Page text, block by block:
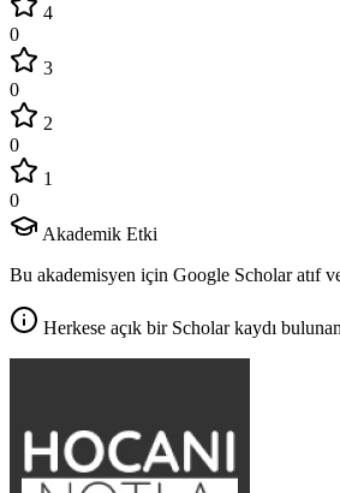
4
0
3
0
2
0
1
0
Akademik Etki
Bu akademisyen için Google Scholar atıf
Herkese açık bir Scholar kaydı